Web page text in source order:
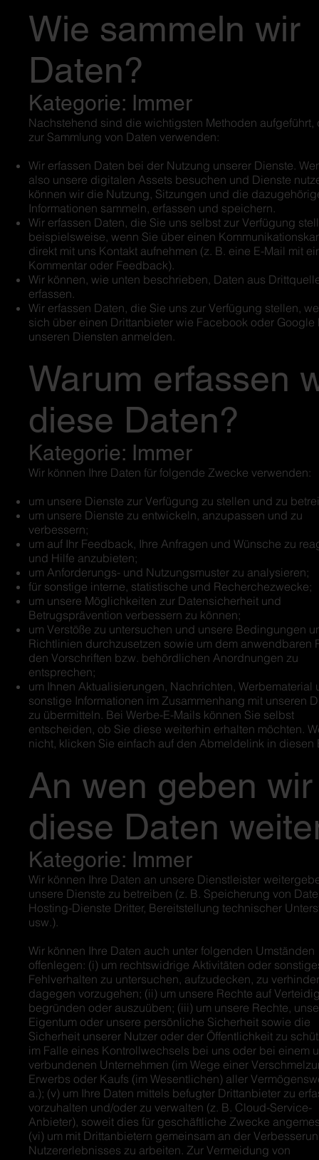
Wie sammeln wir
Daten?
Kategorie: Immer
Nachstehend sind die wichtigsten Methoden aufgeführt,
zur Sammlung von Daten verwenden:
Wir erfassen Daten bei der Nutzung unserer Dienste.
also unsere digitalen Assets besuchen und Dienste
können wir die Nutzung, Sitzungen und die
Informationen sammeln, erfassen und speichern.
Wir erfassen Daten, die Sie uns selbst zur Verfügung
beispielsweise, wenn Sie über einen
direkt mit uns Kontakt aufnehmen (z. B. eine E-Mail mit
Kommentar oder Feedback).
Wir können, wie unten beschrieben, Daten aus
erfassen.
Wir erfassen Daten, die Sie uns zur Verfügung stellen,
sich über einen Drittanbieter wie Facebook oder Google
unseren Diensten anmelden.
Warum erfassen
diese Daten?
Kategorie: Immer
Wir können Ihre Daten für folgende Zwecke verwenden:
um unsere Dienste zur Verfügung zu stellen und zu
um unsere Dienste zu entwickeln, anzupassen und zu
verbessern;
um auf Ihr Feedback, Ihre Anfragen und Wünsche zu
und Hilfe anzubieten;
um Anforderungs- und Nutzungsmuster zu analysieren;
für sonstige interne, statistische und Recherchezwecke;
um unsere Möglichkeiten zur Datensicherheit und
Betrugsprävention verbessern zu können;
um Verstöße zu untersuchen und unsere Bedingungen
Richtlinien durchzusetzen sowie um dem anwendbaren
den Vorschriften bzw. behördlichen Anordnungen zu
entsprechen;
um Ihnen Aktualisierungen, Nachrichten, Werbematerial
sonstige Informationen im Zusammenhang mit unseren
zu übermitteln. Bei Werbe-E-Mails können Sie selbst
entscheiden, ob Sie diese weiterhin erhalten möchten.
nicht, klicken Sie einfach auf den Abmeldelink in diesen
An wen geben wir
diese Daten
Kategorie: Immer
Wir können Ihre Daten an unsere Dienstleister
unsere Dienste zu betreiben (z. B. Speicherung von
Hosting-Dienste Dritter, Bereitstellung technischer
usw.).
Wir können Ihre Daten auch unter folgenden Umständen
offenlegen: (i) um rechtswidrige Aktivitäten oder
Fehlverhalten zu untersuchen, aufzudecken, zu
dagegen vorzugehen; (ii) um unsere Rechte auf
begründen oder auszuüben; (iii) um unsere Rechte,
Eigentum oder unsere persönliche Sicherheit sowie die
Sicherheit unserer Nutzer oder der Öffentlichkeit zu
im Falle eines Kontrollwechsels bei uns oder bei einem
verbundenen Unternehmen (im Wege einer
Erwerbs oder Kaufs (im Wesentlichen) aller
a.); (v) um Ihre Daten mittels befugter Drittanbieter zu
vorzuhalten und/oder zu verwalten (z. B. Cloud-Service-
Anbieter), soweit dies für geschäftliche Zwecke
(vi) um mit Drittanbietern gemeinsam an der
Nutzererlebnisses zu arbeiten. Zur Vermeidung von